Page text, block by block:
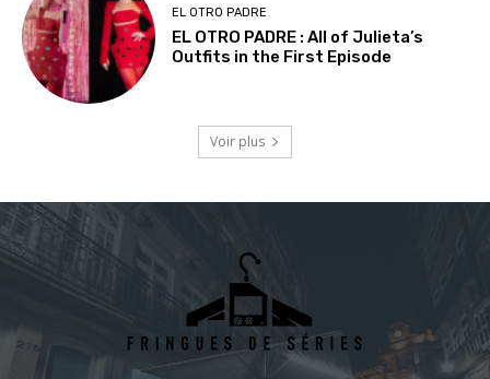
EL OTRO PADRE
EL OTRO PADRE : All of Julieta’s
Outfits in the First Episode
Voir plus